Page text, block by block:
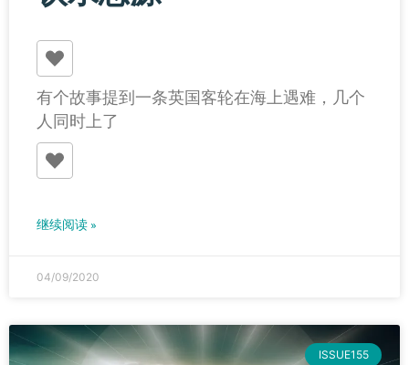
有个故事提到一条英国客轮在海上遇难，几个
人同时上了
继续阅读 »
04/09/2020
ISSUE155